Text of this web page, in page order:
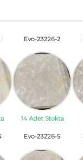
Evo-23226-2
14 Adet Stokta
Evo-23226-5